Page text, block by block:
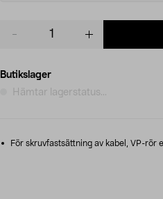
Butikslager
Hämtar lagerstatus...
För skruvfastsättning av kabel, VP-rör